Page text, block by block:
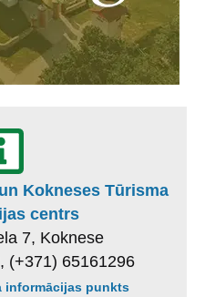
Kokneses Tūrisma
centrs
7, Koknese
(+371) 65161296
informācijas punkts